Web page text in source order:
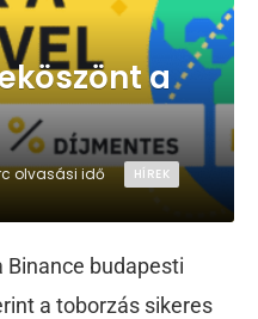
a
olvasási idő HÍREK
Binance budapesti
a toborzás sikeres